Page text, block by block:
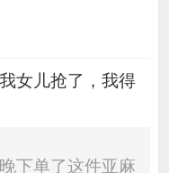
女儿抢了，我得
下单了这件亚麻